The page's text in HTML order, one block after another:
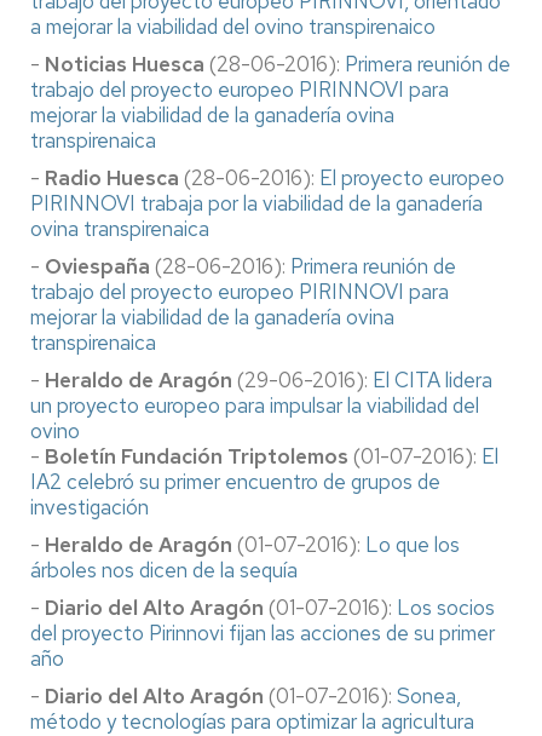
a mejorar la viabilidad del ovino transpirenaico
- Noticias Huesca (28-06-2016): Primera reunión de
trabajo del proyecto europeo PIRINNOVI para
mejorar la viabilidad de la ganadería ovina
transpirenaica
- Radio Huesca (28-06-2016): El proyecto europeo
PIRINNOVI trabaja por la viabilidad de la ganadería
ovina transpirenaica
- Oviespaña (28-06-2016): Primera reunión de
trabajo del proyecto europeo PIRINNOVI para
mejorar la viabilidad de la ganadería ovina
transpirenaica
- Heraldo de Aragón (29-06-2016): El CITA lidera
un proyecto europeo para impulsar la viabilidad del
ovino
- Boletín Fundación Triptolemos (01-07-2016): El
IA2 celebró su primer encuentro de grupos de
investigación
- Heraldo de Aragón (01-07-2016): Lo que los
árboles nos dicen de la sequía
- Diario del Alto Aragón (01-07-2016): Los socios
del proyecto Pirinnovi fijan las acciones de su primer
año
- Diario del Alto Aragón (01-07-2016): Sonea,
método y tecnologías para optimizar la agricultura